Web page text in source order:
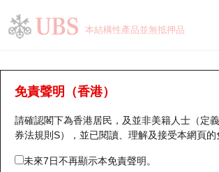
本結構性產品並無抵押品
免責聲明（香港）
請確認閣下為香港居民，及並非美籍人士（定
券法規則S），並已閱讀、理解及接受本網頁的
未來7日不再顯示本免責聲明。
牛熊證分析儀
表現 街貨統計 比較
64809 瑞銀牛證 0005 匯豐控股
瑞銀認股證一覽
新發行瑞銀認股證
即將到期認股證
街貨統計
比較
牛熊全景快搜
牛熊證搜尋
牛熊證街貨分佈圖
街貨統計
比較
十大升幅/跌幅
十大認股證成交分佈
十天股證佔大市成交
正股分析儀
二十大活躍股份
恒指成份股
持股比重
顯示所有持股比重
每月輪證大市專題
輪證專欄
講座及教育短片